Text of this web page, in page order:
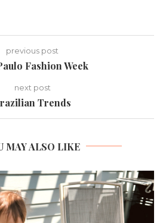
previous post
Fashion Week
next post
Trends
MAY ALSO LIKE